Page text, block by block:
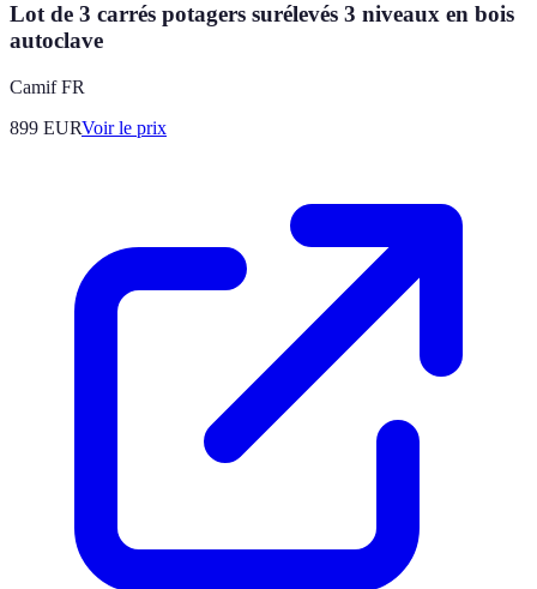
Lot de 3 carrés potagers surélevés 3 niveaux en bois
autoclave
Camif FR
899 EURVoir le prix